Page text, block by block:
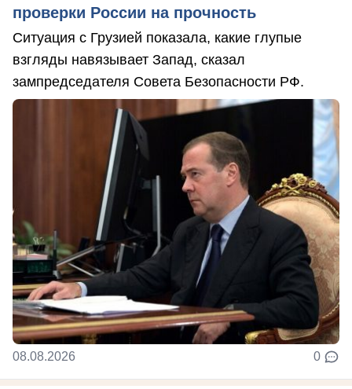
проверки России на прочность
Ситуация с Грузией показала, какие глупые
взгляды навязывает Запад, сказал
зампредседателя Совета Безопасности РФ.
08.08.2026 0